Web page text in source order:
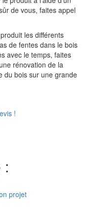
de vous, faites appel
les différents
de fentes dans le bois
avec le temps, faites
rénovation de la
du bois sur une grande
!
:
projet